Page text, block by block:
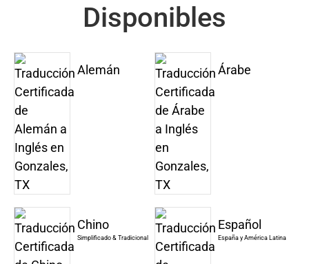
Disponibles
Alemán Árabe
Chino
Simplificado & Tradicional
Español
España y América Latina